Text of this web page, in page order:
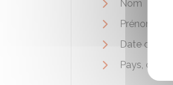
Nom
Prénom
Date de
Pays,